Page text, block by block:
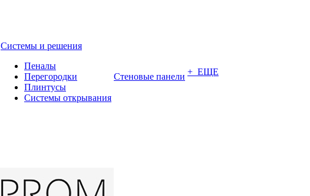
Системы и решения
Пеналы
Перегородки
Плинтусы
Системы открывания
Стеновые панели + ЕЩЕ